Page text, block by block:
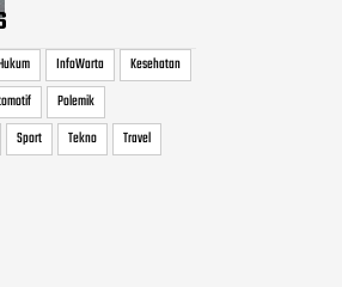
InfoWarta
Kesehatan
Polemik
Sport Tekno
Travel